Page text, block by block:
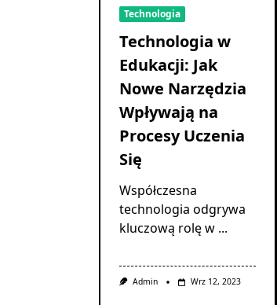
Technologia
Technologia w
Edukacji: Jak
Nowe Narzędzia
Wpływają na
Procesy Uczenia
Się
Współczesna
technologia odgrywa
kluczową rolę w ...
Admin Wrz 12, 2023